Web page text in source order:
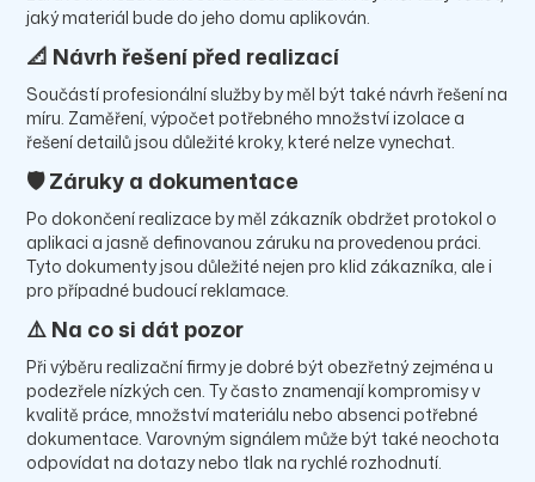
jaký materiál bude do jeho domu aplikován.
📐 Návrh řešení před realizací
Součástí profesionální služby by měl být také návrh řešení na
míru. Zaměření, výpočet potřebného množství izolace a
řešení detailů jsou důležité kroky, které nelze vynechat.
🛡️ Záruky a dokumentace
Po dokončení realizace by měl zákazník obdržet protokol o
aplikaci a jasně definovanou záruku na provedenou práci.
Tyto dokumenty jsou důležité nejen pro klid zákazníka, ale i
pro případné budoucí reklamace.
⚠️ Na co si dát pozor
Při výběru realizační firmy je dobré být obezřetný zejména u
podezřele nízkých cen. Ty často znamenají kompromisy v
kvalitě práce, množství materiálu nebo absenci potřebné
dokumentace. Varovným signálem může být také neochota
odpovídat na dotazy nebo tlak na rychlé rozhodnutí.